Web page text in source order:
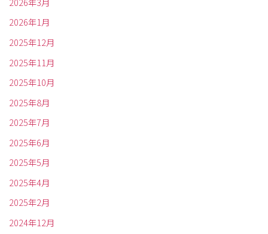
2026年1月
2025年12月
2025年11月
2025年10月
2025年8月
2025年7月
2025年6月
2025年5月
2025年4月
2025年2月
2024年12月